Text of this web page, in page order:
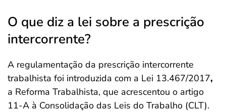
O que diz a lei sobre a prescrição
intercorrente?
A regulamentação da prescrição intercorrente
trabalhista foi introduzida com a Lei 13.467/2017,
a Reforma Trabalhista, que acrescentou o artigo
11-A à Consolidação das Leis do Trabalho (CLT).